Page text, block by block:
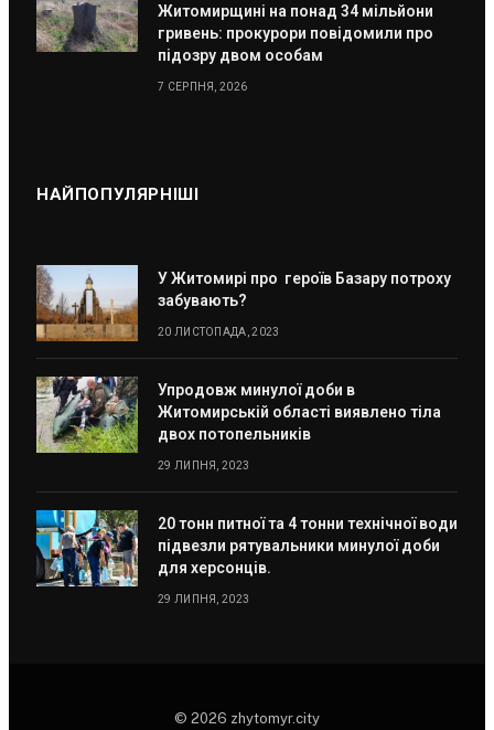
Житомирщині на понад 34 мільйони
гривень: прокурори повідомили про
підозру двом особам
7 СЕРПНЯ, 2026
НАЙПОПУЛЯРНІШІ
У Житомирі про героїв Базару потроху
забувають?
20 ЛИСТОПАДА, 2023
Упродовж минулої доби в
Житомирській області виявлено тіла
двох потопельників
29 ЛИПНЯ, 2023
20 тонн питної та 4 тонни технічної води
підвезли рятувальники минулої доби
для херсонців.
29 ЛИПНЯ, 2023
© 2026 zhytomyr.city